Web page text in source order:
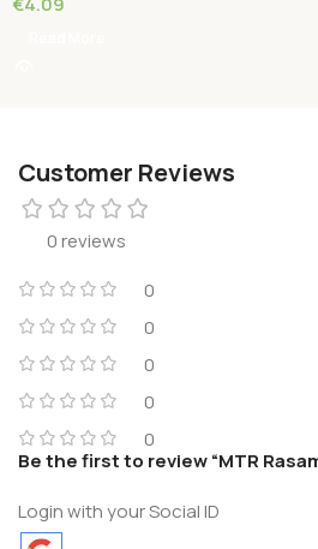
Customer Reviews
0 reviews
0
0
0
0
0
Be the first to review “MTR
Login with your Social ID